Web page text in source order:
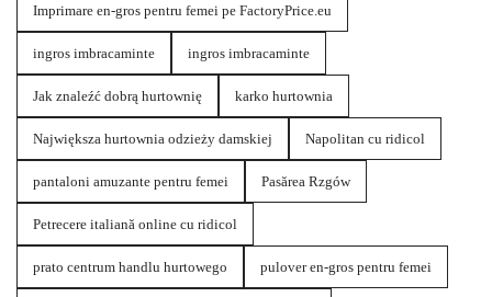
Imprimare en-gros pentru femei pe FactoryPrice.eu
ingros imbracaminte ingros imbracaminte
Jak znaleźć dobrą hurtownię karko hurtownia
Największa hurtownia odzieży damskiej Napolitan cu ridicol
pantaloni amuzante pentru femei Pasărea Rzgów
Petrecere italiană online cu ridicol
prato centrum handlu hurtowego pulover en-gros pentru femei